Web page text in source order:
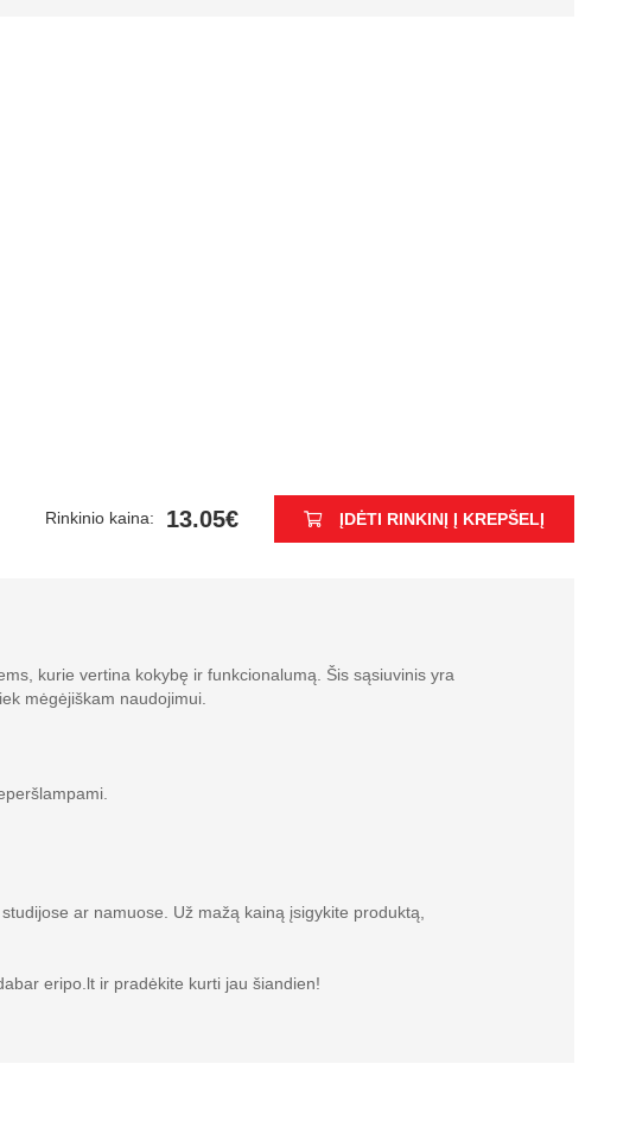
Rinkinio kaina: 13.05€ ĮDĖTI RINKINĮ Į KREPŠELĮ
kurie vertina kokybę ir funkcionalumą. Šis sąsiuvinis yra
mėgėjiškam naudojimui.
ar namuose. Už mažą kainą įsigykite produktą,
eripo.lt ir pradėkite kurti jau šiandien!